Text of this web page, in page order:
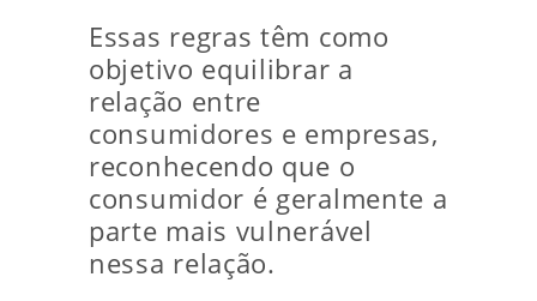
Essas regras têm como
objetivo equilibrar a
relação entre
consumidores e empresas,
reconhecendo que o
consumidor é geralmente a
parte mais vulnerável
nessa relação.